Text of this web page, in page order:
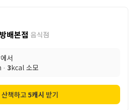
배본점 음식점
에서
∙ 3kcal 소모
산책하고5캐시 받기